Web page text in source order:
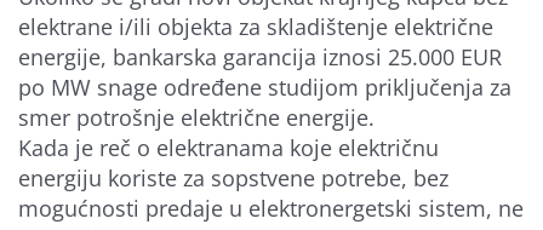
elektrane i/ili objekta za skladištenje električne
energije, bankarska garancija iznosi 25.000 EUR
po MW snage određene studijom priključenja za
smer potrošnje električne energije.
Kada je reč o elektranama koje električnu
energiju koriste za sopstvene potrebe, bez
mogućnosti predaje u elektronergetski sistem, ne